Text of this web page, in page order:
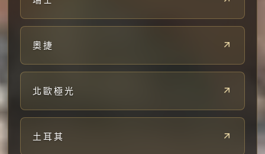
奧捷
北歐極光
土耳其